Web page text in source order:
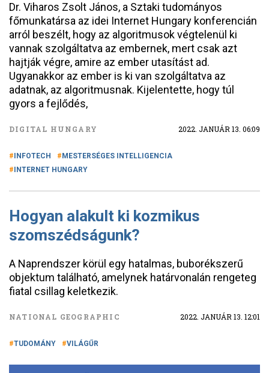
Dr. Viharos Zsolt János, a Sztaki tudományos
főmunkatársa az idei Internet Hungary konferencián
arról beszélt, hogy az algoritmusok végtelenül ki
vannak szolgáltatva az embernek, mert csak azt
hajtják végre, amire az ember utasítást ad.
Ugyanakkor az ember is ki van szolgáltatva az
adatnak, az algoritmusnak. Kijelentette, hogy túl
gyors a fejlődés,
DIGITAL HUNGARY 2022. JANUÁR 13. 06:09
INFOTECH
MESTERSÉGES INTELLIGENCIA
INTERNET HUNGARY
Hogyan alakult ki kozmikus
szomszédságunk?
A Naprendszer körül egy hatalmas, buborékszerű
objektum található, amelynek határvonalán rengeteg
fiatal csillag keletkezik.
NATIONAL GEOGRAPHIC 2022. JANUÁR 13. 12:01
TUDOMÁNY VILÁGŰR